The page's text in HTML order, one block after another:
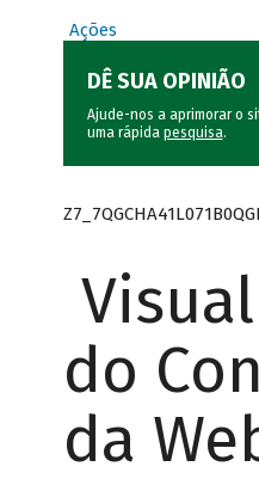
Ações
DÊ SUA OPINIÃO
Ajude-nos a aprimorar o
uma rápida pesquisa.
do
da